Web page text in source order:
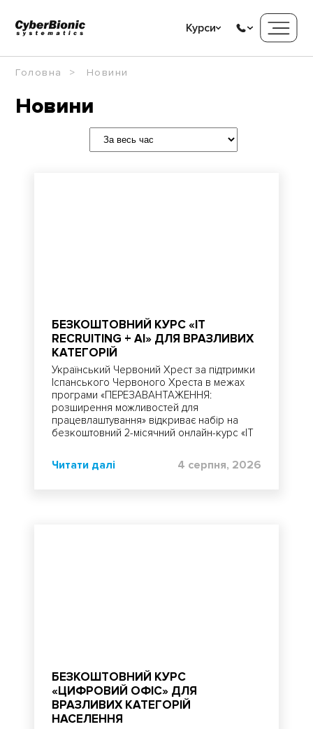
Курси
Головна Новини
Новини
БЕЗКОШТОВНИЙ КУРС «IT
RECRUITING + AI» ДЛЯ ВРАЗЛИВИХ
КАТЕГОРІЙ
Український Червоний Хрест за підтримки
Іспанського Червоного Хреста в межах
програми «ПЕРЕЗАВАНТАЖЕННЯ:
розширення можливостей для
працевлаштування» відкриває набір на
безкоштовний 2-місячний онлайн-курс «IT
Читати далі 4 серпня, 2026
БЕЗКОШТОВНИЙ КУРС
«ЦИФРОВИЙ ОФІС» ДЛЯ
ВРАЗЛИВИХ КАТЕГОРІЙ
НАСЕЛЕННЯ